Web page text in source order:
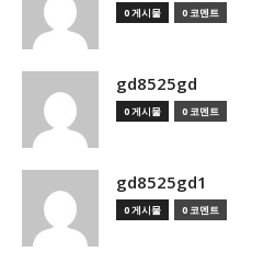
0 게시물 0 코멘트
gd8525gd
0 게시물 0 코멘트
gd8525gd1
0 게시물 0 코멘트